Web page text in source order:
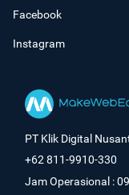
Facebook
Instagram
PT Klik Digital
+62 811-9910-330
Jam Operasional :